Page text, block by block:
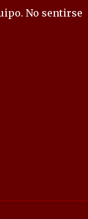
No sentirse